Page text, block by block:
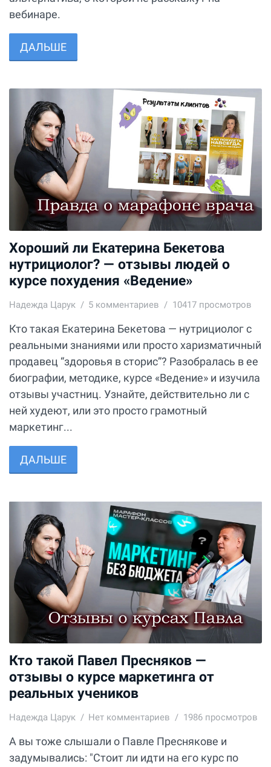
вебинаре.
ДАЛЬШЕ
Хороший ли Екатерина Бекетова
нутрициолог? — отзывы людей о
курсе похудения «Ведение»
Надежда Царук 5 комментариев 10417 просмотров
Кто такая Екатерина Бекетова — нутрициолог с
реальными знаниями или просто харизматичный
продавец “здоровья в сторис”? Разобралась в ее
биографии, методике, курсе «Ведение» и изучила
отзывы участниц. Узнайте, действительно ли с
ней худеют, или это просто грамотный
маркетинг...
ДАЛЬШЕ
Кто такой Павел Пресняков —
отзывы о курсе маркетинга от
реальных учеников
Надежда Царук Нет комментариев 1986 просмотров
А вы тоже слышали о Павле Преснякове и
задумывались: "Стоит ли идти на его курс по